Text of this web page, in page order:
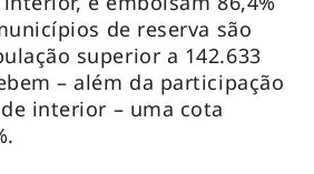
de reserva são
superior a 142.633
– além da participação
interior – uma cota